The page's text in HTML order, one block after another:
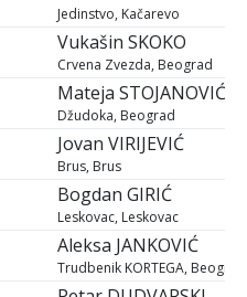
Jedinstvo, Kačarevo
Vukašin SKOKO
Crvena Zvezda, Beograd
Mateja STOJANOVIĆ
Džudoka, Beograd
Jovan VIRIJEVIĆ
Brus, Brus
Bogdan GIRIĆ
Leskovac, Leskovac
Aleksa JANKOVIĆ
Trudbenik KORTEGA, Beograd